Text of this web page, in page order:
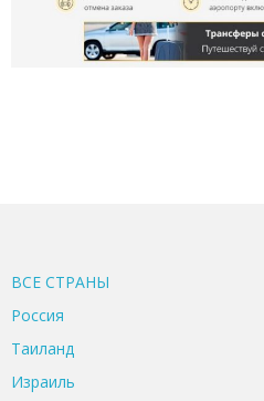
ВСЕ CТРАНЫ
Россия
Таиланд
Израиль